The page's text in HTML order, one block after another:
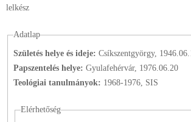
lelkész
Adatlap
Születés helye és ideje: Csíkszentgyörgy,
Papszentelés helye: Gyulafehérvár, 1976.06.20
Teológiai tanulmányok: 1968-1976, SIS
Elérhetőség